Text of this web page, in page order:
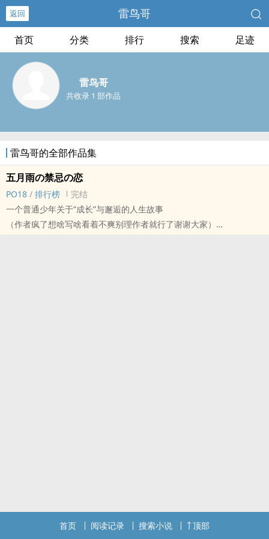
返回 雷鸟哥
首页 分类 排行 搜索 足迹
雷鸟哥
共收录 1 部作品
雷鸟哥的全部作品集
五月雨の禁忌の恋
PO18 / 排行榜
完结
一个普通少年关于“成长”与邂逅的人生故事
（作者疯了想啥写啥看着不爽别理作者就行了谢谢大家）
首页 阅读记录 搜索小说 顶部